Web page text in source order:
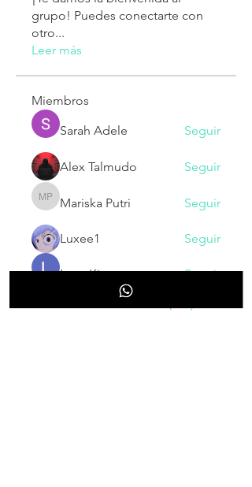
grupo! Puedes conectarte con
otro...
Leer más
Miembros
Sarah Adele
Seguir
Alex Talmudo Seguir
Mariska Putri
Mariska Putri Seguir
Luxee1 Seguir
Larry King
Seguir